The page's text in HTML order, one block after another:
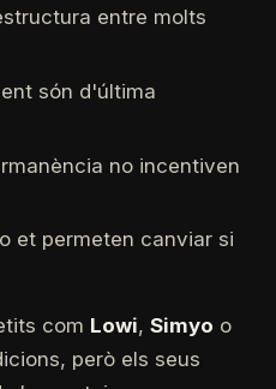
entre molts
són d'última
no incentiven
et permeten canviar si
com Lowi, Simyo o
però els seus